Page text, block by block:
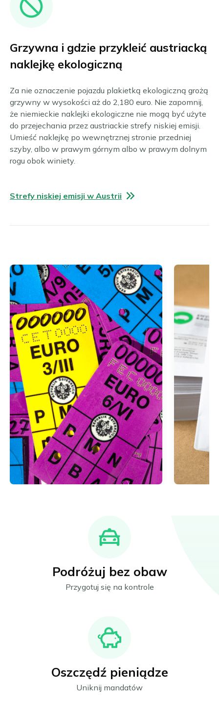
Grzywna i gdzie przykleić austriacką
naklejkę ekologiczną
Za nie oznaczenie pojazdu plakietką ekologiczną grożą
grzywny w wysokości aż do 2,180 euro. Nie zapomnij,
że niemieckie naklejki ekologiczne nie mogą być użyte
do przejechania przez austriackie strefy niskiej emisji.
Umieść naklejkę po wewnętrznej stronie przedniej
szyby, albo w prawym górnym albo w prawym dolnym
rogu obok winiety.
Strefy niskiej emisji w Austrii
Podróżuj bez obaw
Przygotuj się na kontrole
Oszczędź pieniądze
Uniknij mandatów